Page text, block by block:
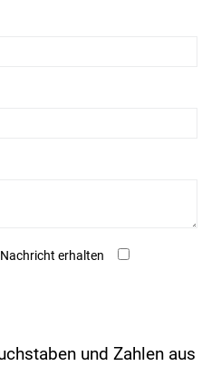
erhalten
und Zahlen aus